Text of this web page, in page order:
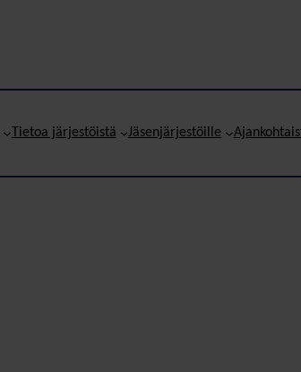
Tietoa järjestöistä Jäsenjärjestöille